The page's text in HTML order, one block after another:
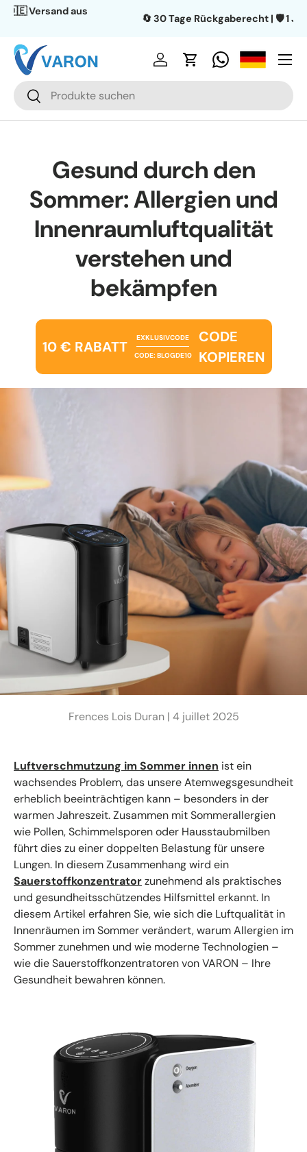
🔄 30 Tage Rückgaberecht | 🛡️ 1 Jahr Garantie
Recherche
Rechercher
Se connecter
Panier
Menu
Gesund durch den
Sommer: Allergien und
Innenraumluftqualität
verstehen und
bekämpfen
10 € RABATT
EXKLUSIVCODE
CODE: BLOGDE10
CODE
KOPIEREN
Frences Lois Duran | 4 juillet 2025
Luftverschmutzung im Sommer innen ist ein
wachsendes Problem, das unsere Atemwegsgesundheit
erheblich beeinträchtigen kann – besonders in der
warmen Jahreszeit. Zusammen mit Sommerallergien
wie Pollen, Schimmelsporen oder Hausstaubmilben
führt dies zu einer doppelten Belastung für unsere
Lungen. In diesem Zusammenhang wird ein
Sauerstoffkonzentratorzunehmend als praktisches
und gesundheitsschützendes Hilfsmittel erkannt. In
diesem Artikel erfahren Sie, wie sich die Luftqualität in
Innenräumen im Sommer verändert, warum Allergien im
Sommer zunehmen und wie moderne Technologien –
wie die Sauerstoffkonzentratoren von VARON – Ihre
Gesundheit bewahren können.